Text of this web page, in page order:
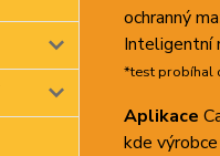
ochranný
Inteligentní
*test probíhal
Aplikace
kde